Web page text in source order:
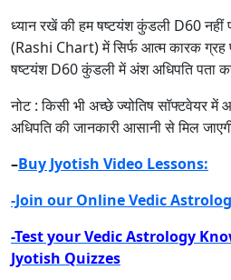
ध्यान रखें की हम षष्टयंश कुंडली D60
(Rashi Chart) में सिर्फ आत्म कारक
षष्टयंश D60 कुंडली में अंश अधिपति पता
नोट : किसी भी अच्छे ज्योतिष सॉफ्टवेयर
अधिपति की जानकारी आसानी से मिल
–Buy Jyotish Video Lessons:
-Join our Online Vedic
-Test your Vedic Astrology
Jyotish Quizzes